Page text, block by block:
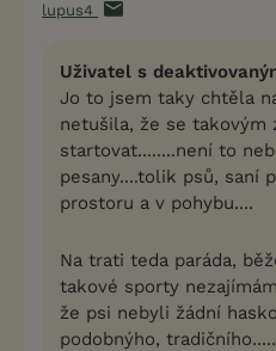
lupus4
Uživatel s
Jo to jsem taky chtěla
netušila, že se takovým
startovat........není to
pesany....tolik psů, saní
prostoru a v pohybu....
Na trati teda paráda,
takové sporty
že psi nebyli žádní
podobnýho,